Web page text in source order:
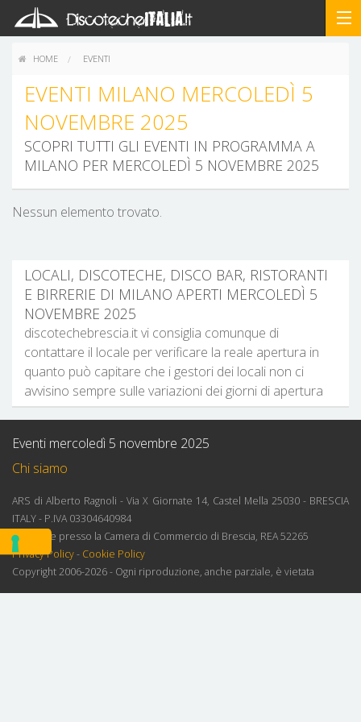
HOME EVENTI
EVENTI MILANO MERCOLEDÌ 5
NOVEMBRE 2025
SCOPRI TUTTI GLI EVENTI IN PROGRAMMA A
MILANO PER MERCOLEDÌ 5 NOVEMBRE 2025
Nessun elemento trovato.
LOCALI, DISCOTECHE, DISCO BAR, RISTORANTI
E BIRRERIE DI MILANO APERTI MERCOLEDÌ 5
NOVEMBRE 2025
discotechebrescia.it vi consiglia comunque di
contattare il locale per verificare la reale apertura in
quanto può capitare che i gestori dei locali non ci
avvisino sempre sulle variazioni dei giorni di apertura
Eventi mercoledì 5 novembre 2025
Chi siamo
ARS di Alberto Ragnoli - Via X Giornate 14, Castel Mella 25030 - BRESCIA
ITALY - P.IVA 03304640984
Iscrizione presso la Camera di Commercio di Brescia, REA 52265
Privacy Policy- Cookie Policy
Copyright 2006-2026 - Ogni riproduzione, anche parziale, è vietata